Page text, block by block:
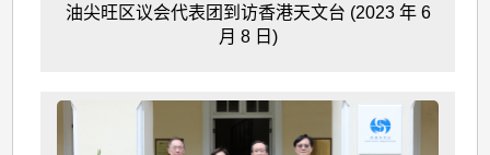
油尖旺区议会代表团到访香港天文台 (2023 年 6
月 8 日)